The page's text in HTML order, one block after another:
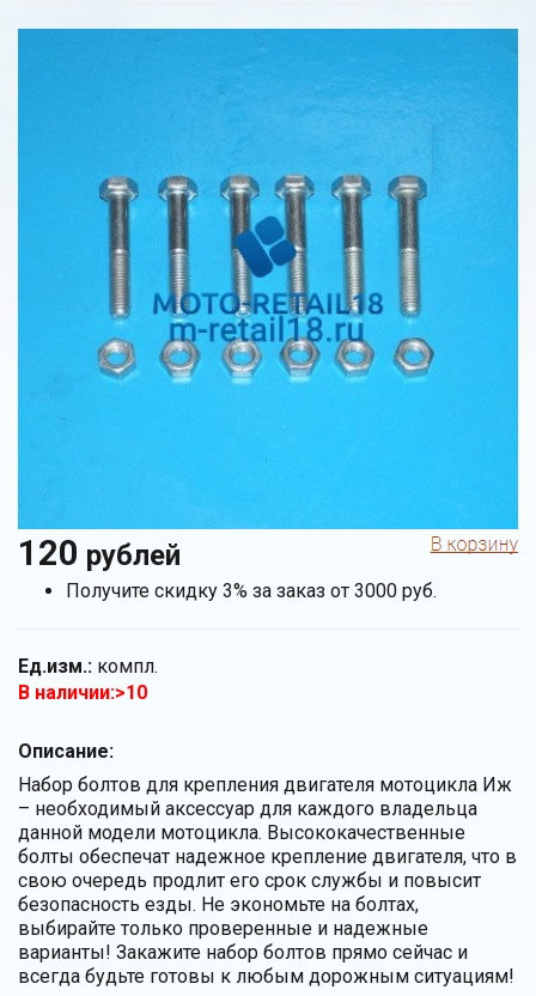
120 рублей
Получите скидку 3% за заказ от 3000 руб.
Ед.изм.: компл.
В наличии:>10
Описание:
Набор болтов для крепления двигателя мотоцикла Иж
– необходимый аксессуар для каждого владельца
данной модели мотоцикла. Высококачественные
болты обеспечат надежное крепление двигателя, что в
свою очередь продлит его срок службы и повысит
безопасность езды. Не экономьте на болтах,
выбирайте только проверенные и надежные
варианты! Закажите набор болтов прямо сейчас и
всегда будьте готовы к любым дорожным ситуациям!